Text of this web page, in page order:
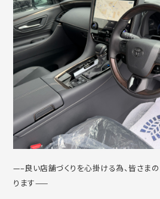
—–良い店舗づくりを心掛ける為、皆さま
ります——